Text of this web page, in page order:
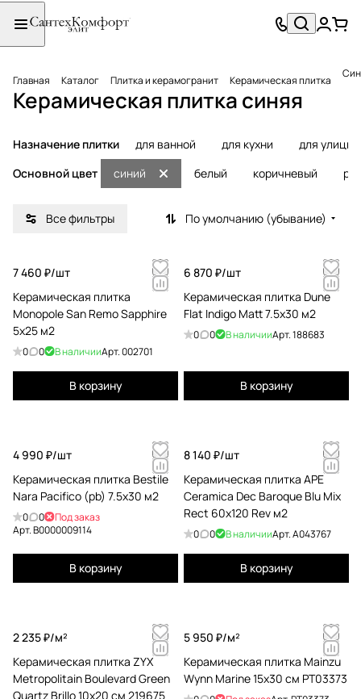
Главная Каталог Плитка и керамогранит Керамическая плитка
Керамическая плитка синяя
Назначение плитки для ванной для кухни
для улицы
Основной цвет
белый коричневый
синий
Все фильтры По умолчанию (убывание)
7 460 ₽/шт
Керамическая плитка
Monopole San Remo Sapphire
5x25 м2
0 0 В наличииАрт.002701
В корзину
6 870 ₽/шт
Керамическая плитка Dune
Flat Indigo Matt 7.5x30 м2
0 0 В наличииАрт.188683
В корзину
4 990 ₽/шт
Керамическая плитка Bestile
Nara Pacifico (pb) 7.5x30 м2
0 0
Под заказ
Арт.B0000009114
В корзину
8 140 ₽/шт
Керамическая плитка APE
Ceramica Dec Baroque Blu Mix
Rect 60x120 Rev м2
0 0 В наличииАрт.A043767
В корзину
2 235 ₽/м²
Керамическая плитка ZYX
Metropolitain Boulevard Green
Quartz Brillo 10x20 см 219675
5 950 ₽/м²
Керамическая плитка Mainzu
Wynn Marine 15x30 см PT03373